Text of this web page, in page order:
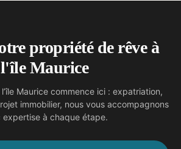
propriété de rêve à
l'île Maurice
Maurice commence ici : expatriation,
immobilier, nous vous accompagnons
expertise à chaque étape.